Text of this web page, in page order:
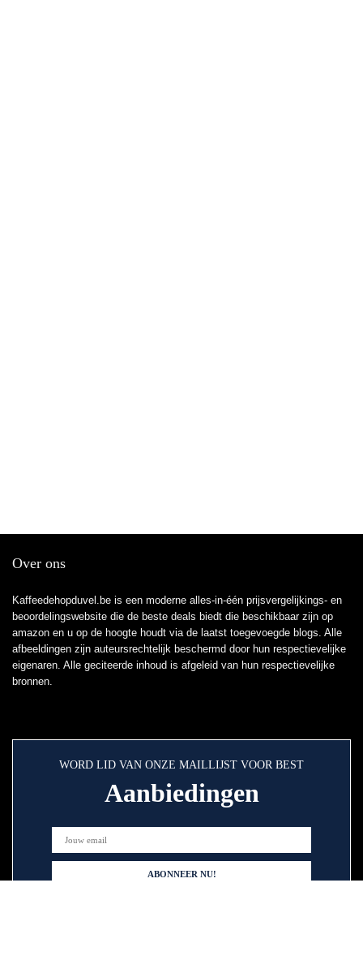
Over ons
Kaffeedehopduvel.be is een moderne alles-in-één prijsvergelijkings- en
beoordelingswebsite die de beste deals biedt die beschikbaar zijn op
amazon en u op de hoogte houdt via de laatst toegevoegde blogs. Alle
afbeeldingen zijn auteursrechtelijk beschermd door hun respectievelijke
eigenaren. Alle geciteerde inhoud is afgeleid van hun respectievelijke
bronnen.
WORD LID VAN ONZE MAILLIJST VOOR BEST
Aanbiedingen